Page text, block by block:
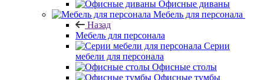
Офисные диваны
Мебель для персонала
Назад
Мебель для персонала
Серии
мебели для персонала
Офисные столы
Офисные тумбы